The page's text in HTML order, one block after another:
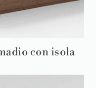
con isola